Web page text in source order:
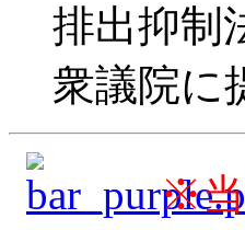
排出抑制
衆議院に
※当